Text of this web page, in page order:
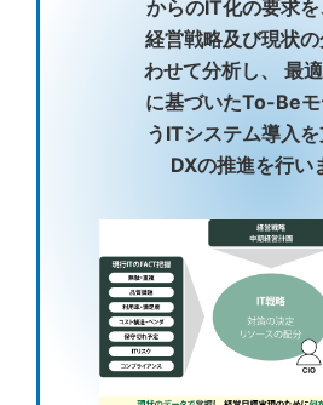
からのIT化の要求
経営戦略及び現状
わせて分析し、 最
に基づいたTo-Beモ
うITシステム導入を
DXの推進を行い